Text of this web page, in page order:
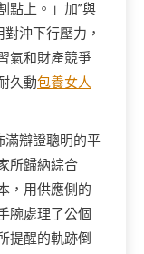
點上。」加”與
沖下行壓力，
氣和財產競爭
久動包養女人
滿辯證聰明的平
所歸納綜合
，用供應側的
腕處理了公個
提醒的軌跡倒